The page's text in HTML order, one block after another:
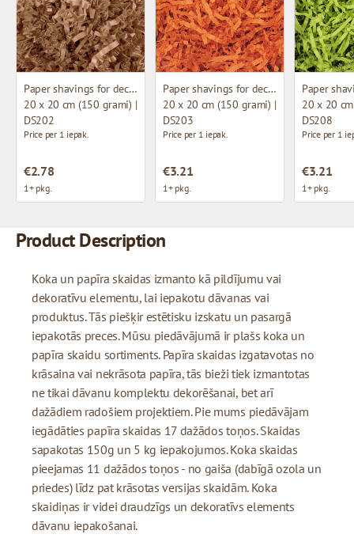
Paper shavings for decoration
20 x 20 cm (150 grami) |
DS202
Price per 1 iepak.
€2.78
1+ pkg.
Paper shavings for decoration
20 x 20 cm (150 grami) |
DS203
Price per 1 iepak.
€3.21
1+ pkg.
20 x 20
DS208
Price per 1
€3.21
1+ pkg.
Product Description
Koka un papīra skaidas izmanto kā pildījumu vai
dekoratīvu elementu, lai iepakotu dāvanas vai
produktus. Tās piešķir estētisku izskatu un pasargā
iepakotās preces. Mūsu piedāvājumā ir plašs koka un
papīra skaidu sortiments. Papīra skaidas izgatavotas no
krāsaina vai nekrāsota papīra, tās bieži tiek izmantotas
ne tikai dāvanu komplektu dekorēšanai, bet arī
dažādiem radošiem projektiem. Pie mums piedāvājam
iegādāties papīra skaidas 17 dažādos toņos. Skaidas
sapakotas 150g un 5 kg iepakojumos. Koka skaidas
pieejamas 11 dažādos toņos - no gaiša (dabīgā ozola un
priedes) līdz pat krāsotas versijas skaidām. Koka
skaidiņas ir videi draudzīgs un dekoratīvs elements
dāvanu iepakošanai.